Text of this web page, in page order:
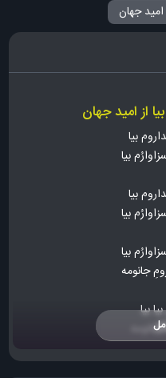
جهان
از امید جهان
بیا
بیا
بیا
بیا
بیا
جانومه
بیا
بیا